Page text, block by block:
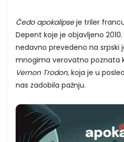
Čedo apokalipseje triler
Depent koje je objavljeno
nedavno prevedeno na srpski
mnogima verovatno poznata
Vernon Trodon, koja je u
nas zadobila pažnju.